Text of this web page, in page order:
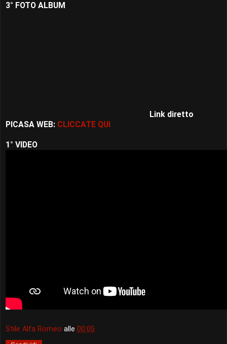
3° FOTO ALBUM
Link diretto
PICASA WEB: CLICCATE QUI
1° VIDEO
Stile Alfa Romeo alle 00:05